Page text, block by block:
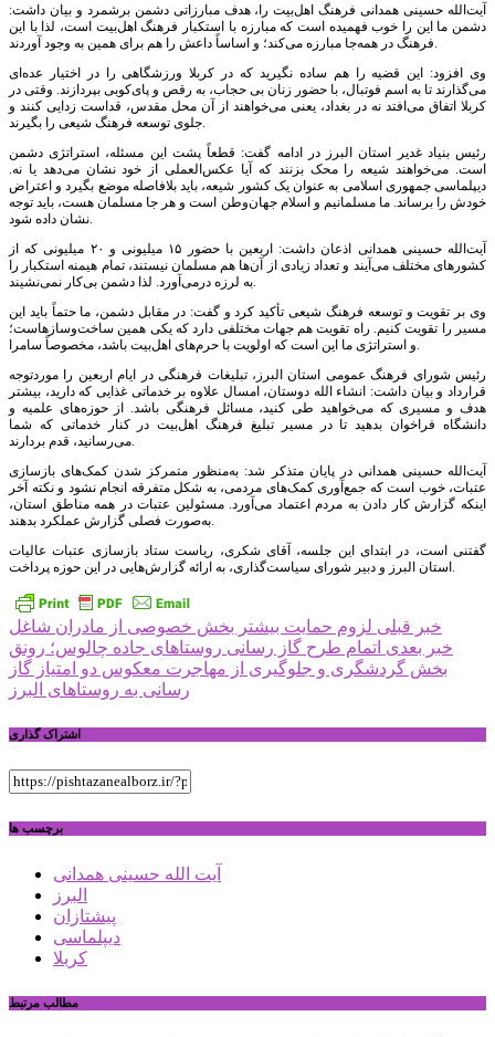
آیت‌الله حسینی همدانی فرهنگ اهل‌بیت را، هدف مبارزاتی دشمن برشمرد و بیان داشت:
دشمن ما این را خوب فهمیده است که مبارزه با استکبار فرهنگ اهل‌بیت است، لذا با این
فرهنگ در همه‌جا مبارزه می‌کند؛ و اساساً داعش را هم برای همین به وجود آوردند.
وی افزود: این قضیه را هم ساده نگیرید که در کربلا ورزشگاهی را در اختیار عده‌ای
می‌گذارند تا به اسم فوتبال، با حضور زنان بی حجاب، به رقص و پای‌کوبی بپردازند. وقتی در
کربلا اتفاق می‌افتد نه در بغداد، یعنی می‌خواهند از آن محل مقدس، قداست زدایی کنند و
جلوی توسعه فرهنگ شیعی را بگیرند.
رئیس بنیاد غدیر استان البرز در ادامه گفت: قطعاً پشت این مسئله، استراتژی دشمن
است. می‌خواهند شیعه را محک بزنند که آیا عکس‌العملی از خود نشان می‌دهد یا نه.
دیپلماسی جمهوری اسلامی به عنوان یک کشور شیعه، باید بلافاصله موضع بگیرد و اعتراض
خودش را برساند. ما مسلمانیم و اسلام جهان‌وطن است و هر جا مسلمان هست، باید توجه
نشان داده شود.
آیت‌الله حسینی همدانی اذعان داشت: اربعین با حضور ۱۵ میلیونی و ۲۰ میلیونی که از
کشورهای مختلف می‌آیند و تعداد زیادی از آن‌ها هم مسلمان نیستند، تمام هیمنه استکبار را
به لرزه درمی‌آورد. لذا دشمن بی‌کار نمی‌نشیند.
وی بر تقویت و توسعه فرهنگ شیعی تأکید کرد و گفت: در مقابل دشمن، ما حتماً باید این
مسیر را تقویت کنیم. راه تقویت هم جهات مختلفی دارد که یکی همین ساخت‌وسازهاست؛
و استراتژی ما این است که اولویت با حرم‌های اهل‌بیت باشد، مخصوصاً سامرا.
رئیس شورای فرهنگ عمومی استان البرز، تبلیغات فرهنگی در ایام اربعین را موردتوجه
قرارداد و بیان داشت: انشاء الله دوستان، امسال علاوه بر خدماتی غذایی که دارید، بیشتر
هدف و مسیری که می‌خواهید طی کنید، مسائل فرهنگی باشد. از حوزه‌های علمیه و
دانشگاه فراخوان بدهید تا در مسیر تبلیغ فرهنگ اهل‌بیت در کنار خدماتی که شما
می‌رسانید، قدم بردارند.
آیت‌الله حسینی همدانی در پایان متذکر شد: به‌منظور متمرکز شدن کمک‌های بازسازی
عتبات، خوب است که جمع‌آوری کمک‌های مردمی، به شکل متفرقه انجام نشود و نکته آخر
اینکه گزارش کار دادن به مردم اعتماد می‌آورد. مسئولین عتبات در همه مناطق استان،
به‌صورت فصلی گزارش عملکرد بدهند.
گفتنی است، در ابتدای این جلسه، آقای شکری، ریاست ستاد بازسازی عتبات عالیات
استان البرز و دبیر شورای سیاست‌گذاری، به ارائه گزارش‌هایی در این حوزه پرداخت.
راهبری
نوشته
خبر قبلی لزوم حمایت بیشتر بخش خصوصی از مادران شاغل
خبر بعدی اتمام طرح گاز رسانی روستاهای جاده چالوس؛ رونق
بخش گردشگری و جلوگیری از مهاجرت معکوس دو امتیاز گاز
رسانی به روستاهای البرز
اشتراک گذاری
برچسب ها
آیت الله حسینی همدانی
البرز
پیشتازان
دیپلماسی
کربلا
مطالب مرتبط